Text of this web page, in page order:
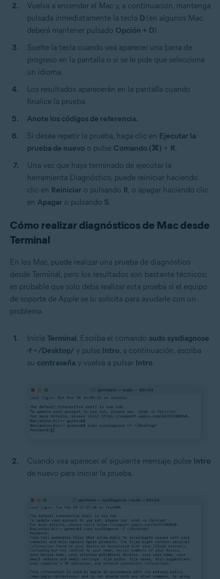
Vuelva a encender el Mac y, a continuación, mantenga
pulsada inmediatamente la tecla D (en algunos Mac
deberá mantener pulsado Opción + D).
Suelte la tecla cuando vea aparecer una barra de
progreso en la pantalla o si se le pide que seleccione
un idioma.
Los resultados aparecerán en la pantalla cuando
finalice la prueba.
Anote los códigos de referencia.
Si desea repetir la prueba, haga clic en Ejecutar la
prueba de nuevo o pulse Comando (⌘) + R.
Una vez que haya terminado de ejecutar la
herramienta Diagnóstico, puede reiniciar haciendo
clic en Reiniciar o pulsando R, o apagar haciendo clic
en Apagar o pulsando S.
Cómo realizar diagnósticos de Mac desde
Terminal
En los Mac, puede realizar una prueba de diagnóstico
desde Terminal, pero los resultados son bastante técnicos;
es probable que solo deba realizar esta prueba si el equipo
de soporte de Apple se lo solicita para ayudarle con un
problema.
Inicie Terminal. Escriba el comando sudo sysdiagnose
-f ~/Desktop/ y pulse Intro, a continuación, escriba
su contraseña y vuelva a pulsar Intro.
Cuando vea aparecer el siguiente mensaje, pulse Intro
de nuevo para iniciar la prueba.